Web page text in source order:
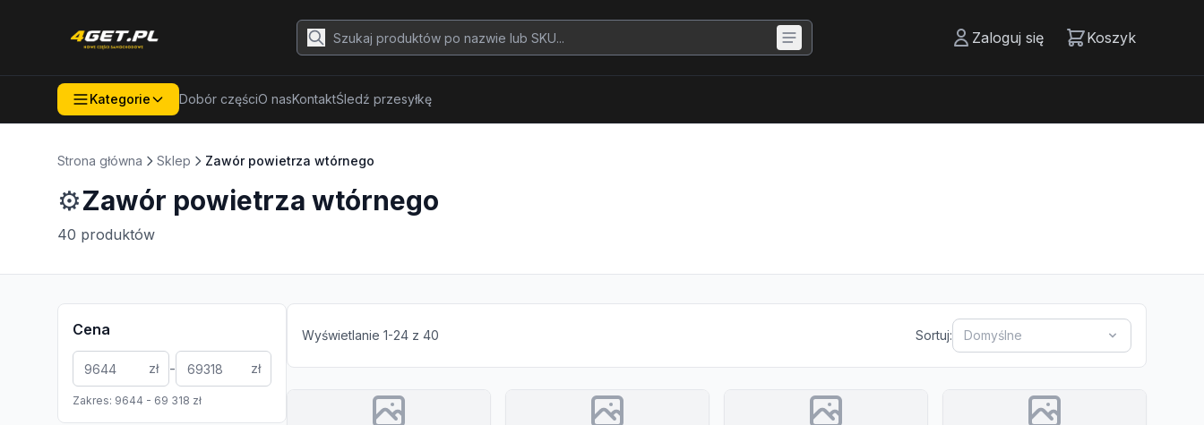
Zaloguj się Koszyk
Kategorie Dobór częściO nasKontaktŚledź przesyłkę
Strona główna Sklep Zawór powietrza wtórnego
⚙️Zawór powietrza wtórnego
40 produktów
Cena
zł - zł
Zakres: 9644 - 69 318 zł
Wyświetlanie 1-24 z 40 Sortuj: Domyślne